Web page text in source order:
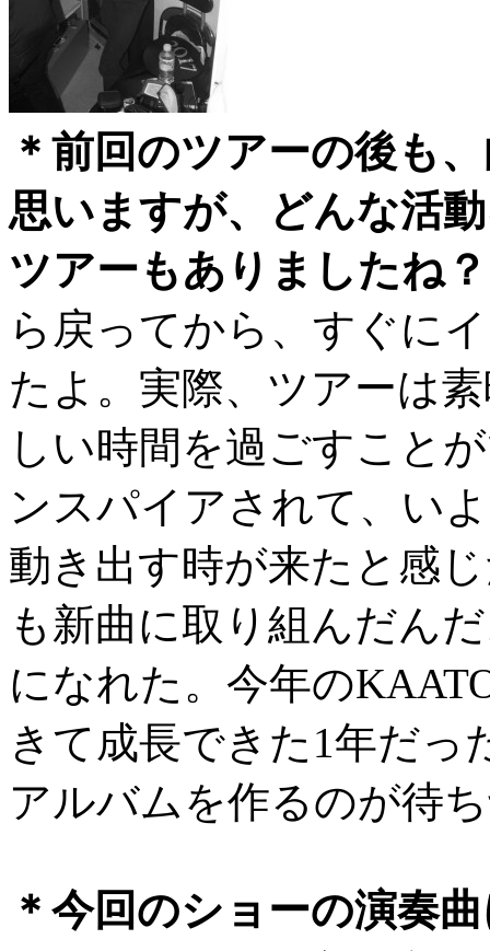
＊前回のツアーの後も
思いますが、どんな活
ツアーもありましたね？
ら戻ってから、すぐに
たよ。実際、ツアーは
しい時間を過ごすこと
ンスパイアされて、い
動き出す時が来たと感
も新曲に取り組んだん
になれた。今年の
きて成長できた1年だっ
アルバムを作るのが待
＊今回のショーの演奏